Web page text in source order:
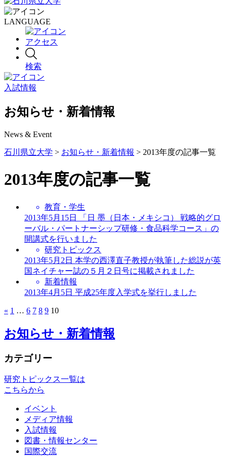
LANGUAGE
アクセス
検索
入試情報
お知らせ・新着情報
News & Event
石川県立大学 > お知らせ・新着情報 > 2013年度の記事一覧
2013年度の記事一覧
教育・学生
2013年5月15日
「日 墨（日本・メキシコ） 戦略的グロ
ーバル・パートナーシップ研修・食品科学コース」の
開講式を行いました
研究トピックス
2013年5月2日 本学の西澤直子教授が執筆した総説が英
国ネイチャー誌の５月２日号に掲載されました
新着情報
2013年4月5日 平成25年度入学式を挙行しました
« 1 … 6 7 8 9 10
お知らせ・新着情報
カテゴリー
研究トピックス一覧は
こちらから
イベント
メディア情報
入試情報
図書・情報センター
国際交流